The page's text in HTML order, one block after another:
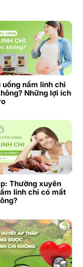
uống nấm linh chi
Những lợi ích
Thường xuyên
linh chi có mất